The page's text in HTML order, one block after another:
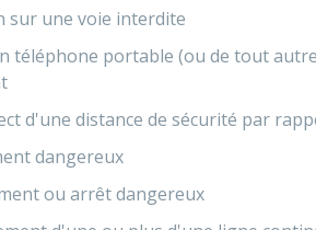
sur une voie interdite
téléphone portable (ou de tout
d'une distance de sécurité par
dangereux
ou arrêt dangereux